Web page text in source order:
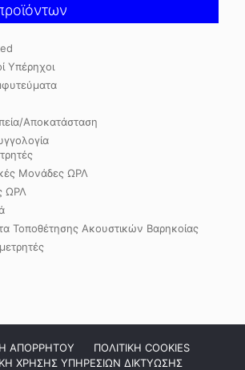
Υπέρηχοι
Αποκατάσταση
Μονάδες ΩΡΛ
ΩΡΛ
Τοποθέτησης Ακουστικών Βαρηκοίας
ΑΠΟΡΡΗΤΟΥ
ΠΟΛΙΤΙΚΗ COOKIES
ΧΡΗΣΗΣ ΥΠΗΡΕΣΙΩΝ ΔΙΚΤΥΩΣΗΣ